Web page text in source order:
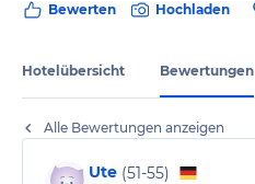
Bewerten Hochladen
Hotelübersicht Bewertungen
Alle Bewertungen anzeigen
Ute (51-55)